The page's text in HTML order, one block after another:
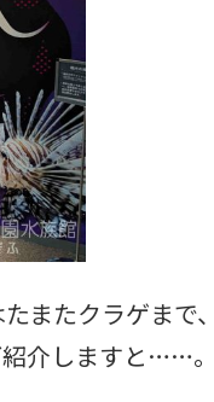
またクラゲまで
介しますと……。